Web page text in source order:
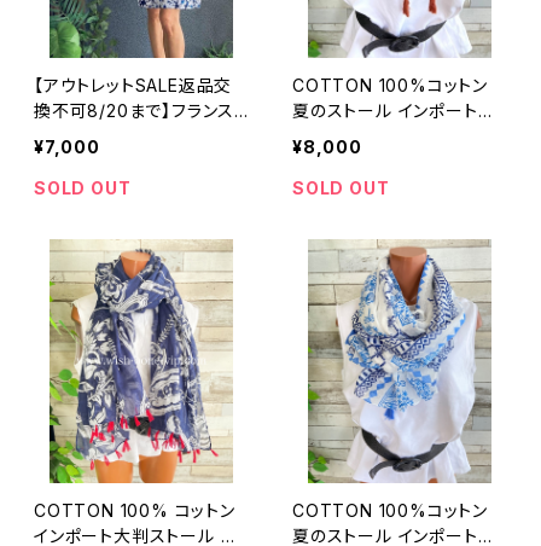
【アウトレットSALE返品交
換不可8/20まで】フランス
製インポートワンピース｜カ
シュクールワンピース/立体
ワッフル・ホワイト＆ブルーフ
¥7,000
SOLD OUT
COTTON 100%コットン
夏のストール インポート大
判・ロングストール・通気
性・肌触り良いスカーフ/ブ
ラウン系ドット＆ボーダー
¥8,000
SOLD OUT
COTTON 100% コットン
インポート大判ストール ｜
COTTON 100%コットン
夏のストール インポート大